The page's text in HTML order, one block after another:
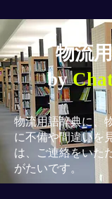
物流
by
物流用語辞典に、
に不備や間違いを
は、ご連絡をいた
がたいです。